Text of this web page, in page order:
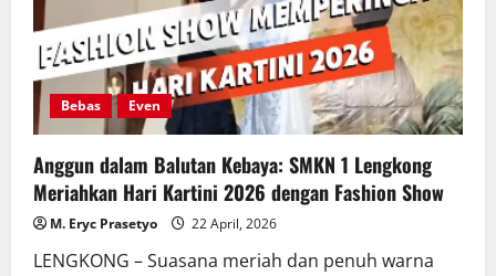
TKR
SMKN
1
Lengkong
Gelar
Servis
Motor
Gratis
di
Banjardowo
Bebas Even
Anggun dalam Balutan Kebaya: SMKN 1 Lengkong
Meriahkan Hari Kartini 2026 dengan Fashion Show
M. Eryc Prasetyo 22 April, 2026
LENGKONG – Suasana meriah dan penuh warna